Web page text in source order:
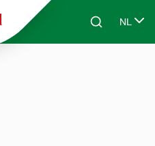
Skip to main contentSearchNL
Select